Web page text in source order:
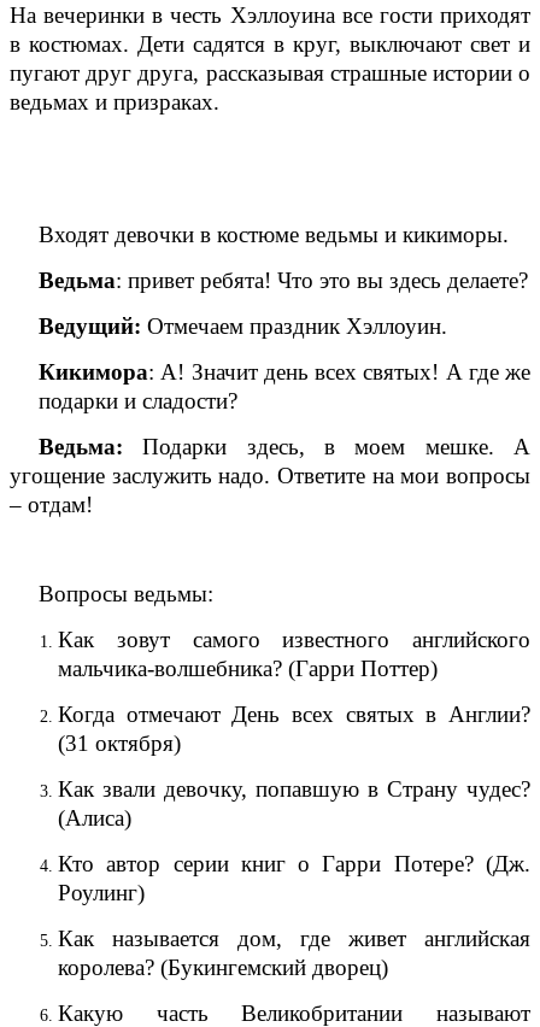
На вечеринки в честь Хэллоуина все гости приходят
в костюмах. Дети садятся в круг, выключают свет и
пугают друг друга, рассказывая страшные истории о
ведьмах и призраках.
Входят девочки в костюме ведьмы и кикиморы.
Ведьма: привет ребята! Что это вы здесь делаете?
Ведущий: Отмечаем праздник Хэллоуин.
Кикимора: А! Значит день всех святых! А где же
подарки и сладости?
Ведьма: Подарки здесь, в моем мешке. А
угощение заслужить надо. Ответите на мои вопросы
– отдам!
Вопросы ведьмы:
Как зовут самого известного английского
мальчика-волшебника? (Гарри Поттер)
Когда отмечают День всех святых в Англии?
(31 октября)
Как звали девочку, попавшую в Страну чудес?
(Алиса)
Кто автор серии книг о Гарри Потере? (Дж.
Роулинг)
Как называется дом, где живет английская
королева? (Букингемский дворец)
Какую часть Великобритании называют